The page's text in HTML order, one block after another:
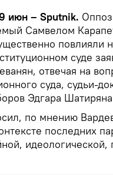
июн – Sputnik.
Самвелом
повлияли
суде
отвечая на
суда, судьи-
Эдгара
по мнению
последних